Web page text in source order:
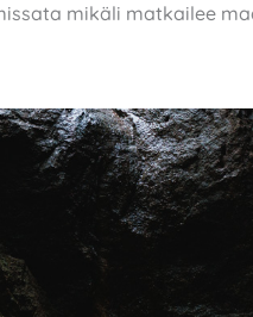
mikäli matkailee